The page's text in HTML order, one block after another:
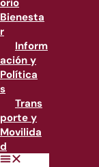
orio
Bienesta
r
Inform
ación y
Política
s
Trans
porte y
Movilida
d